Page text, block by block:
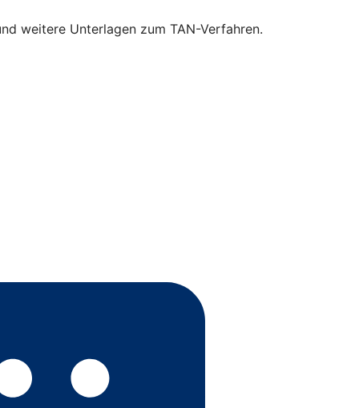
weitere Unterlagen zum TAN-Verfahren.